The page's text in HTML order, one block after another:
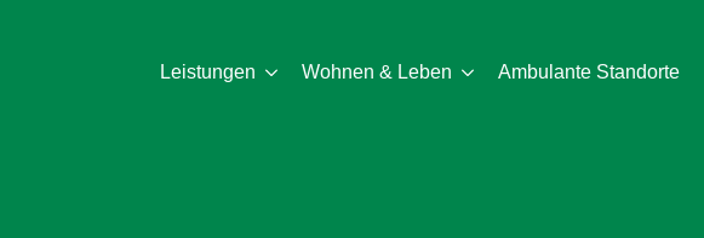
Leistungen Wohnen & Leben Ambulante Standorte